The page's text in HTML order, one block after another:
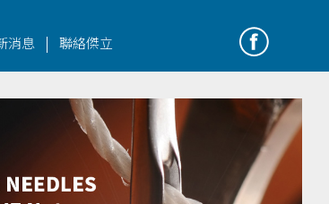
消息| 聯絡傑立